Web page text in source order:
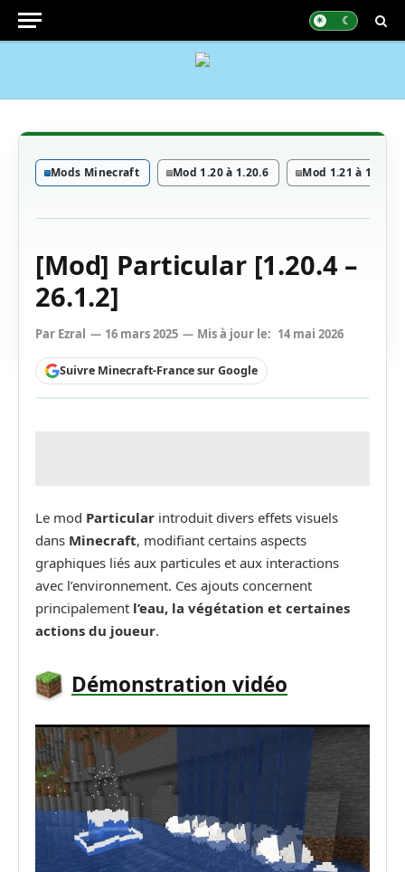
Mods Minecraft Mod 1.20 à 1.20.6 Mod 1.21 à 1.21.11
[Mod] Particular [1.20.4 –
26.1.2]
Par Ezral 16 mars 2025 Mis à jour le: 14 mai 2026
Suivre Minecraft-France sur Google
Le mod Particular introduit divers effets visuels
dans Minecraft, modifiant certains aspects
graphiques liés aux particules et aux interactions
avec l’environnement. Ces ajouts concernent
principalement l’eau, la végétation et certaines
actions du joueur.
Démonstration vidéo